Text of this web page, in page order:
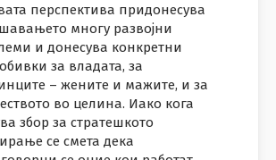
перспектива придонесува
многу развојни
и донесува конкретни
за владата, за
– жените и мажите, и за
во целина. Иако кога
збор за стратешкото
се смета дека